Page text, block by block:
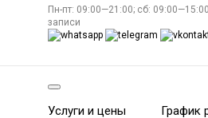
Пн-пт: 09:00—21:00; сб:
записи
Услуги и цены График